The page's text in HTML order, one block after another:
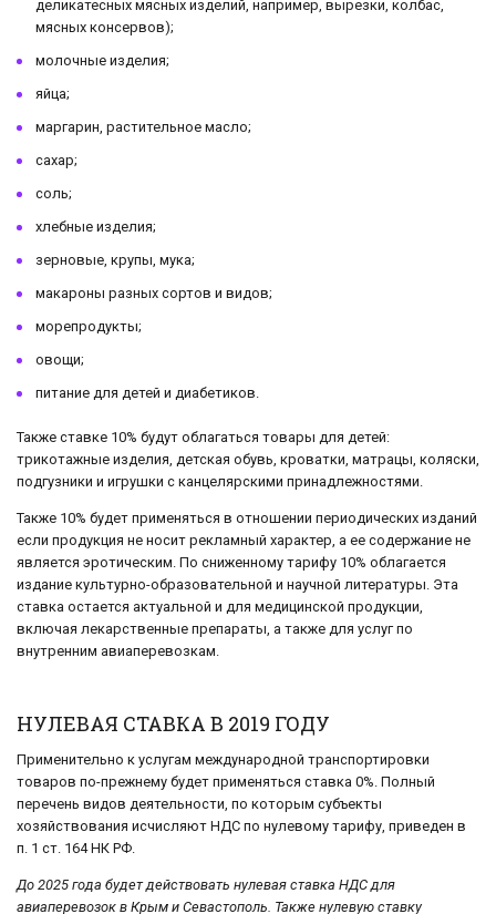
деликатесных мясных изделий, например, вырезки, колбас,
мясных консервов);
молочные изделия;
яйца;
маргарин, растительное масло;
сахар;
соль;
хлебные изделия;
зерновые, крупы, мука;
макароны разных сортов и видов;
морепродукты;
овощи;
питание для детей и диабетиков.
Также ставке 10% будут облагаться товары для детей:
трикотажные изделия, детская обувь, кроватки, матрацы, коляски,
подгузники и игрушки с канцелярскими принадлежностями.
Также 10% будет применяться в отношении периодических изданий
если продукция не носит рекламный характер, а ее содержание не
является эротическим. По сниженному тарифу 10% облагается
издание культурно-образовательной и научной литературы. Эта
ставка остается актуальной и для медицинской продукции,
включая лекарственные препараты, а также для услуг по
внутренним авиаперевозкам.
НУЛЕВАЯ СТАВКА В 2019 ГОДУ
Применительно к услугам международной транспортировки
товаров по-прежнему будет применяться ставка 0%. Полный
перечень видов деятельности, по которым субъекты
хозяйствования исчисляют НДС по нулевому тарифу, приведен в
п. 1 ст. 164 НК РФ.
До 2025 года будет действовать нулевая ставка НДС для
авиаперевозок в Крым и Севастополь. Также нулевую ставку